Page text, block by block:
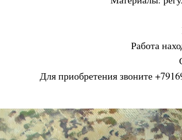
Работа
Для приобретения звоните